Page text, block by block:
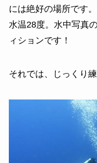
には絶好の場所です
水温28度。水中写真
ィションです！
それでは、じっくり練